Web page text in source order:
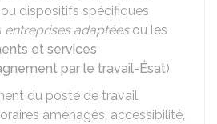
dispositifs spécifiques
entreprises adaptéesou les
et services
par le travail-Ésat)
du poste de travail
aménagés, accessibilité,